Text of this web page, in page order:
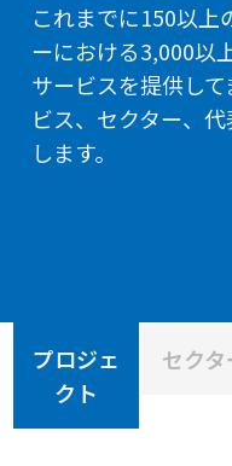
これまでに150以上
ーにおける3,000以
サービスを提供し
ビス、セクター、
します。
プロジェ
クト
セクタ